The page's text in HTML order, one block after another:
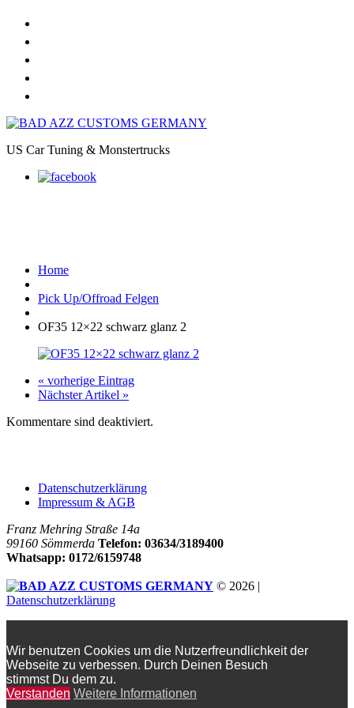
US Car Tuning & Monstertrucks
Home
Pick Up/Offroad Felgen
OF35 12×22 schwarz glanz 2
« vorherige Eintrag
Nächster Artikel »
Kommentare sind deaktiviert.
Datenschutzerklärung
Impressum & AGB
Franz Mehring Straße 14a
99160 Sömmerda Telefon: 03634/3189400
Whatsapp: 0172/6159748
© 2026 |
Datenschutzerklärung
Wir benutzen Cookies um die Nutzerfreundlichkeit der
Webseite zu verbessen. Durch Deinen Besuch
stimmst Du dem zu.
Verstanden Weitere Informationen